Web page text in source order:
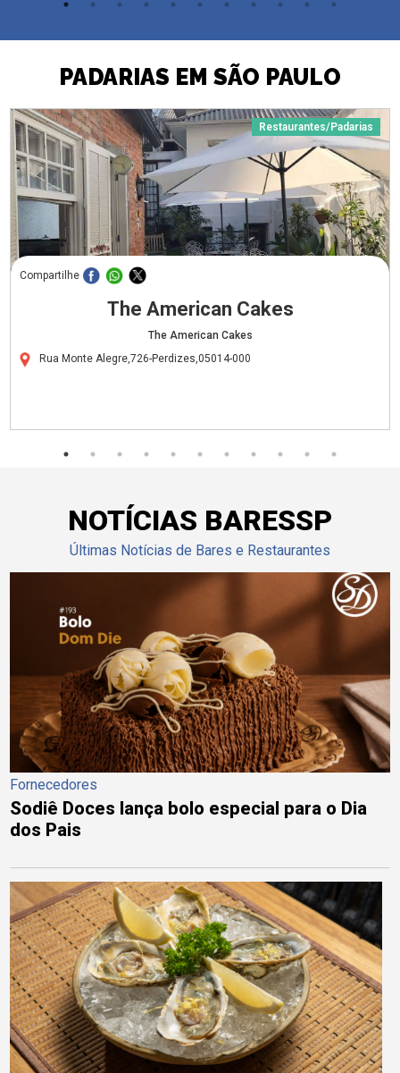
PADARIAS EM SÃO PAULO
Restaurantes/Padarias
Compartilhe
The American Cakes
The American Cakes
Rua Monte Alegre,726-Perdizes,05014-000
NOTÍCIAS BARESSP
Últimas Notícias de Bares e Restaurantes
Fornecedores
Sodiê Doces lança bolo especial para o Dia
dos Pais